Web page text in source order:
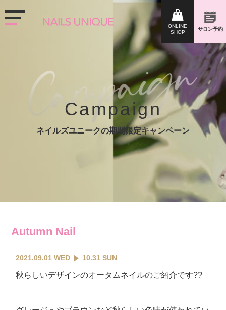
Campaign
ネイルズユニークの期間限定キャンペーン
Autumn Nail
2021.09.01 WED 10.31 SUN
秋らしいデザインのオータムネイルのご紹介です??